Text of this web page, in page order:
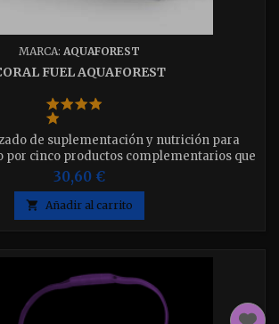
MARCA: AQUAFOREST
FUEL AQUAFOREST
de suplementación y nutrición para
por cinco productos complementarios que
biológica, la regeneración y la
acuarios de arrecife. Envase de 5 x 10ml.
30,60 €
 Añadir al carrito